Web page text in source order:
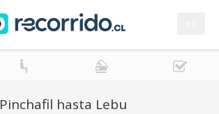
Pinchafil hasta Lebu